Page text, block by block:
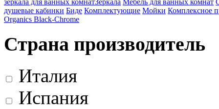
душевые кабинки Биде Комплектующие Мойки Комплексное
Organics Black-Chrome
Страна производитель
Италия
Испания